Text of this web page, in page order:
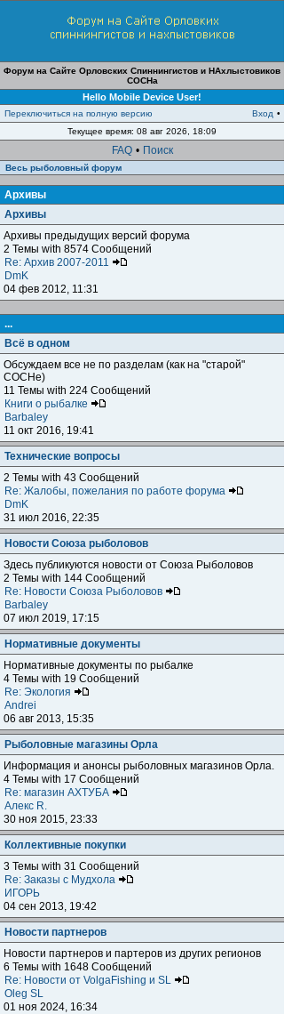
Форум на Сайте Орловских Спиннингистов и НАхлыстовиков
СОСНа
Hello Mobile Device User!
Переключиться на полную версию Вход •
Текущее время: 08 авг 2026, 18:09
FAQ • Поиск
Весь рыболовный форум
Архивы
Архивы
Архивы предыдущих версий форума
2 Темы with 8574 Сообщений
Re: Архив 2007-2011
DmK
04 фев 2012, 11:31
...
Всё в одном
Обсуждаем все не по разделам (как на "старой"
СОСНе)
11 Темы with 224 Сообщений
Книги о рыбалке
Barbaley
11 окт 2016, 19:41
Технические вопросы
2 Темы with 43 Сообщений
Re: Жалобы, пожелания по работе форума
DmK
31 июл 2016, 22:35
Новости Союза рыболовов
Здесь публикуются новости от Союза Рыболовов
2 Темы with 144 Сообщений
Re: Новости Союза Рыболовов
Barbaley
07 июл 2019, 17:15
Нормативные документы
Нормативные документы по рыбалке
4 Темы with 19 Сообщений
Re: Экология
Andrei
06 авг 2013, 15:35
Рыболовные магазины Орла
Информация и анонсы рыболовных магазинов Орла.
4 Темы with 17 Сообщений
Re: магазин АХТУБА
Алекс R.
30 ноя 2015, 23:33
Коллективные покупки
3 Темы with 31 Сообщений
Re: Заказы с Мудхола
ИГОРЬ
04 сен 2013, 19:42
Новости партнеров
Новости партнеров и партеров из других регионов
6 Темы with 1648 Сообщений
Re: Новости от VolgaFishing и SL
Oleg SL
01 ноя 2024, 16:34